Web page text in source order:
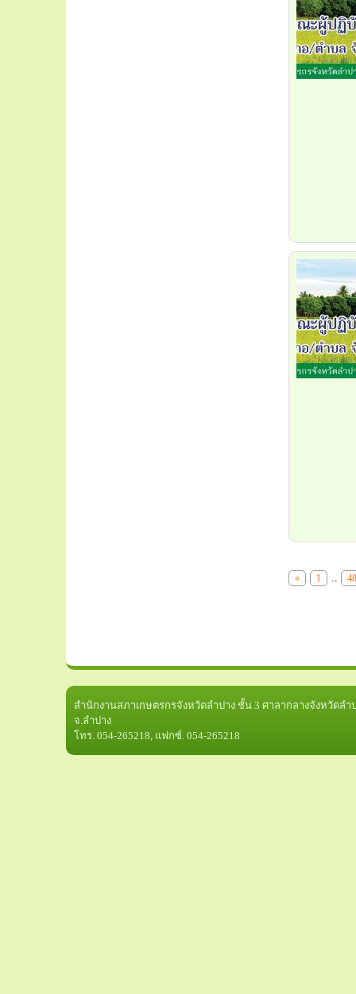
« 1 .. 48
สำนักงานสภาเกษตรกรจังหวัดลำปาง ชั้น 3 ศาลากลางจังหวัดลำ
จ.ลำปาง
โทร. 054-265218, แฟกซ์. 054-265218